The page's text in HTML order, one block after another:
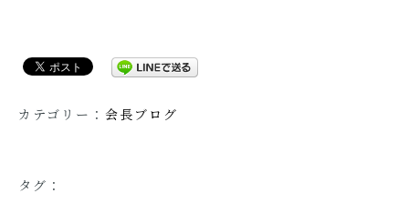
カテゴリー： 会長ブログ
タグ：